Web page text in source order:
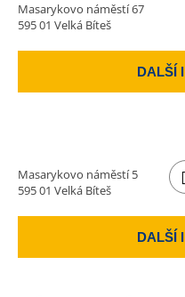
Masarykovo náměstí 67
595 01 Velká Bíteš
DALŠÍ
Masarykovo náměstí 5
595 01 Velká Bíteš
DALŠÍ